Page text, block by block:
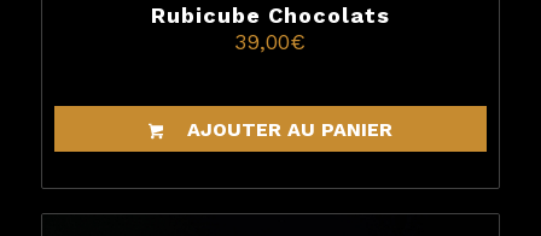
Rubicube Chocolats
39,00€
AJOUTER AU PANIER